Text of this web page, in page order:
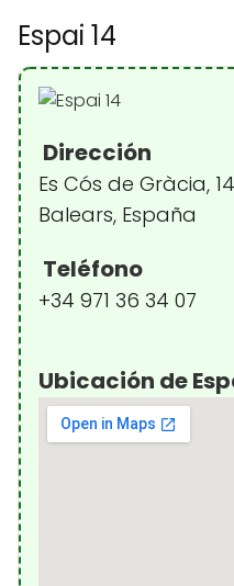
Espai 14
Dirección
Es Cós de Gràcia,
Balears, España
Teléfono
+34 971 36 34 07
Ubicación de